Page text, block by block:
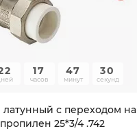
17
часов
47
минут
30
секунд
латунный с переходом на
25*3/4 .742